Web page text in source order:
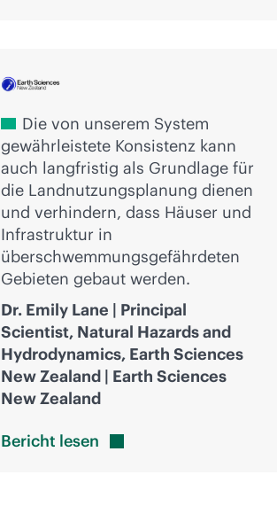
Die von unserem System
gewährleistete Konsistenz kann
auch langfristig als Grundlage für
die Landnutzungsplanung dienen
und verhindern, dass Häuser und
Infrastruktur in
überschwemmungsgefährdeten
Gebieten gebaut werden.
Dr. Emily Lane | Principal
Scientist, Natural Hazards and
Hydrodynamics, Earth Sciences
New Zealand | Earth Sciences
New Zealand
Bericht lesen